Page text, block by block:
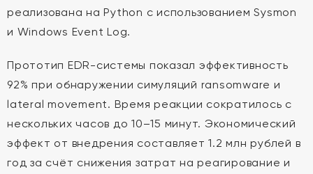
реализована на Python с использованием Sysmon
и Windows Event Log.
Прототип EDR-системы показал эффективность
92% при обнаружении симуляций ransomware и
lateral movement. Время реакции сократилось с
нескольких часов до 10–15 минут. Экономический
эффект от внедрения составляет 1.2 млн рублей в
год за счёт снижения затрат на реагирование и